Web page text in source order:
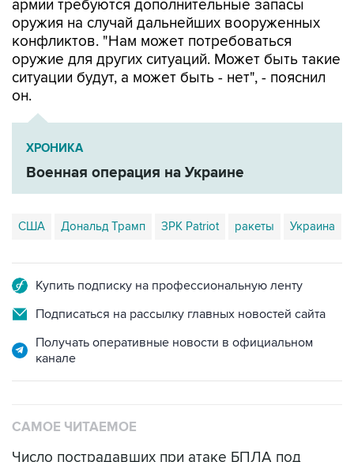
армии требуются дополнительные запасы
оружия на случай дальнейших вооруженных
конфликтов. "Нам может потребоваться
оружие для других ситуаций. Может быть такие
ситуации будут, а может быть - нет", - пояснил
он.
ХРОНИКА
Военная операция на Украине
США Дональд Трамп ЗРК Patriot ракеты Украина
Купить подписку на профессиональную ленту
Подписаться на рассылку главных новостей сайта
Получать оперативные новости в официальном
канале
САМОЕ ЧИТАЕМОЕ
Число пострадавших при атаке БПЛА под